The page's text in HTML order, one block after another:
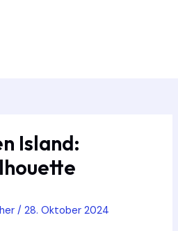
Island:
/ 28. Oktober 2024